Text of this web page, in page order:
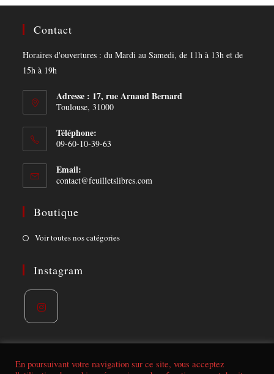
Contact
Horaires d'ouvertures : du Mardi au Samedi, de 11h à 13h et de
15h à 19h
Adresse : 17, rue Arnaud Bernard
Toulouse, 31000
Téléphone:
09-60-10-39-63
Email:
contact@feuilletslibres.com
Boutique
Voir toutes nos catégoriesOpens
Instagram
in
a
En poursuivant votre navigation sur ce site, vous acceptez